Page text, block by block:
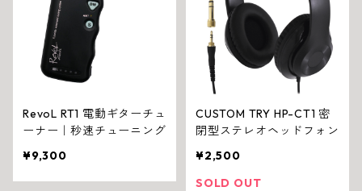
RevoL RT1 電動ギターチュ
ーナー｜秒速チューニング
¥9,300
CUSTOM TRY HP-CT1 密
閉型ステレオヘッドフォン
¥2,500
SOLD OUT